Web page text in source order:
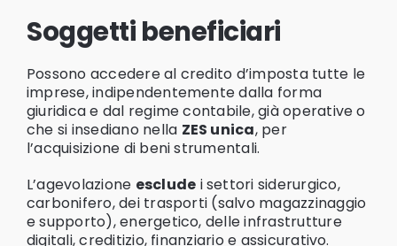
Soggetti beneficiari
Possono accedere al credito d’imposta tutte le
imprese, indipendentemente dalla forma
giuridica e dal regime contabile, già operative o
che si insediano nella ZES unica, per
l’acquisizione di beni strumentali.
L’agevolazione esclude i settori siderurgico,
carbonifero, dei trasporti (salvo magazzinaggio
e supporto), energetico, delle infrastrutture
digitali, creditizio, finanziario e assicurativo.